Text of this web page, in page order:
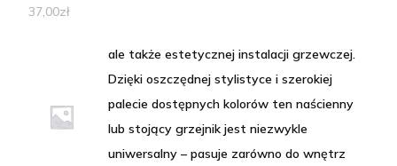
37,00zł
ale także estetycznej instalacji grzewczej.
Dzięki oszczędnej stylistyce i szerokiej
palecie dostępnych kolorów ten naścienny
lub stojący grzejnik jest niezwykle
uniwersalny – pasuje zarówno do wnętrz